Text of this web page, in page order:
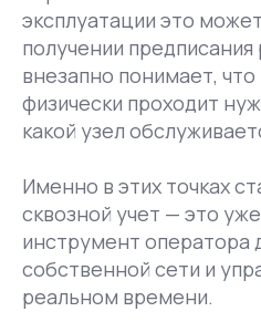
эксплуатации это
получении
внезапно понимает, что
физически проходит
какой узел
Именно в этих точках
сквозной учет — это
инструмент оператора
собственной сети и
реальном времени.